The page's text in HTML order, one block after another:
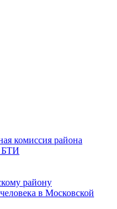
комиссия района
БТИ
району
в Московской